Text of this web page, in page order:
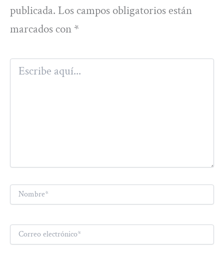
publicada. Los campos obligatorios están
marcados con *
Escribe
aquí...
Nombre*
Correo
electrónico*